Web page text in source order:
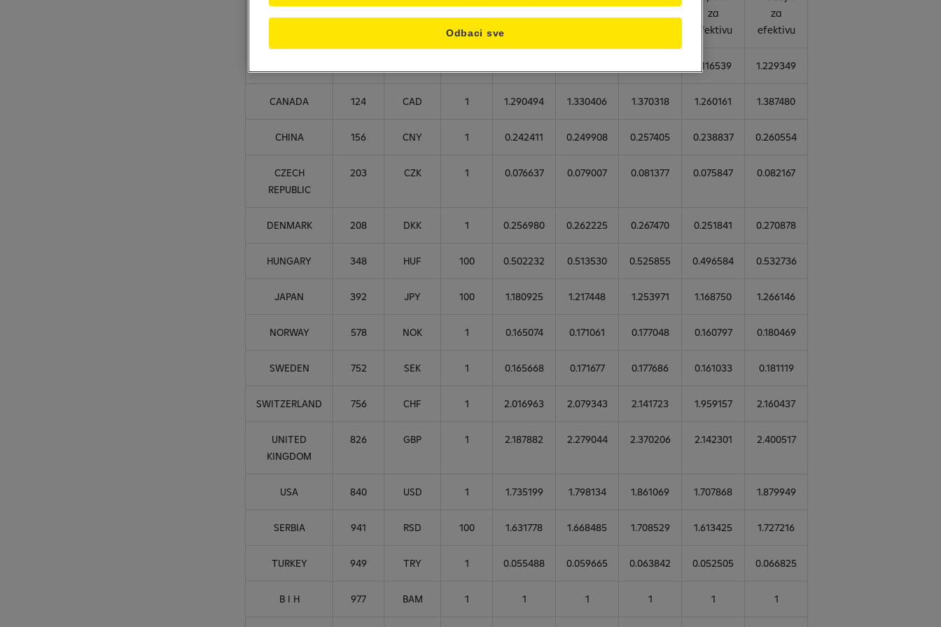
devize
za
efektivu
za
efektivu
1.116539 1.229349
CANADA 124 CAD 1 1.290494 1.330406 1.370318 1.260161 1.387480
CHINA 156 CNY 1 0.242411 0.249908 0.257405 0.238837 0.260554
CZECH
REPUBLIC
203 CZK 1 0.076637 0.079007 0.081377 0.075847 0.082167
DENMARK 208 DKK 1 0.256980 0.262225 0.267470 0.251841 0.270878
HUNGARY 348 HUF 100 0.502232 0.513530 0.525855 0.496584 0.532736
JAPAN 392 JPY 100 1.180925 1.217448 1.253971 1.168750 1.266146
NORWAY 578 NOK 1 0.165074 0.171061 0.177048 0.160797 0.180469
SWEDEN 752 SEK 1 0.165668 0.171677 0.177686 0.161033 0.181119
SWITZERLAND 756 CHF 1 2.016963 2.079343 2.141723 1.959157 2.160437
UNITED
KINGDOM
826 GBP 1 2.187882 2.279044 2.370206 2.142301 2.400517
USA 840 USD 1 1.735199 1.798134 1.861069 1.707868 1.879949
SERBIA 941 RSD 100 1.631778 1.668485 1.708529 1.613425 1.727216
TURKEY 949 TRY 1 0.055488 0.059665 0.063842 0.052505 0.066825
B I H 977 BAM 1 1 1 1 1 1
Odbaci sve